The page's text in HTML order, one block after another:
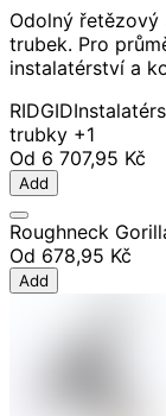
Odolný řetězový
trubek. Pro
instalatérství a
RIDGID
trubky +1
Od 6 707,95 Kč
Add
Roughneck
Od 678,95 Kč
Add